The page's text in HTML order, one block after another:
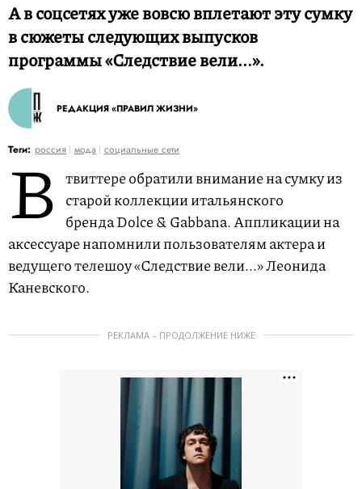
А в соцсетях уже вовсю вплетают эту сумку
в сюжеты следующих выпусков
программы «Следствие вели...».
РЕДАКЦИЯ «ПРАВИЛ ЖИЗНИ»
Теги: россия мода социальные сети
В твиттере обратили внимание на сумку из
старой коллекции итальянского
бренда Dolce & Gabbana. Аппликации на
аксессуаре напомнили пользователям актера и
ведущего телешоу «Следствие вели...» Леонида
Каневского.
РЕКЛАМА – ПРОДОЛЖЕНИЕ НИЖЕ